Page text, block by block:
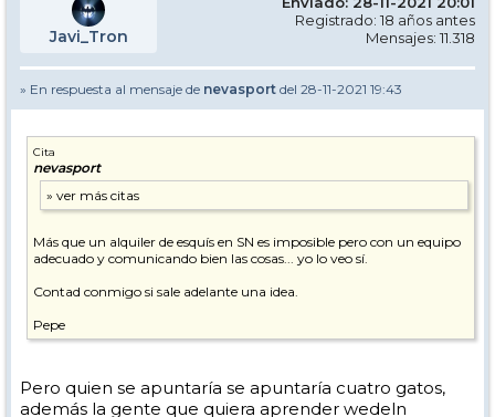
Javi_Tron
Registrado: 18 años antes
Mensajes: 11.318
» En respuesta al mensaje de nevasport del 28-11-2021 19:43
Cita
nevasport
Más que un alquiler de esquís en SN es imposible pero con un equipo
adecuado y comunicando bien las cosas... yo lo veo sí.
Contad conmigo si sale adelante una idea.
Pepe
Pero quien se apuntaría se apuntaría cuatro gatos,
además la gente que quiera aprender wedeln